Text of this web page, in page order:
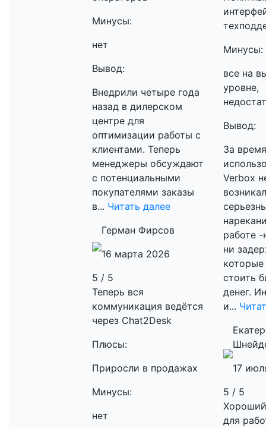
Минусы:
нет
Вывод:
Внедрили четыре года
назад в дилерском
центре для
оптимизации работы с
клиентами. Теперь
менеджеры обсуждают
с потенциальными
покупателями заказы
в... Читать далее
Герман Фирсов
16 марта 2026
5 / 5
Теперь вся
коммуникация ведётся
через Chat2Desk
Плюсы:
Приросли в продажах
Минусы:
нет
Минусы:
все на
уровне,
Вывод:
За время
Verbox
работе -
ни
которые
стоить
денег.
и...
17
5 / 5
для